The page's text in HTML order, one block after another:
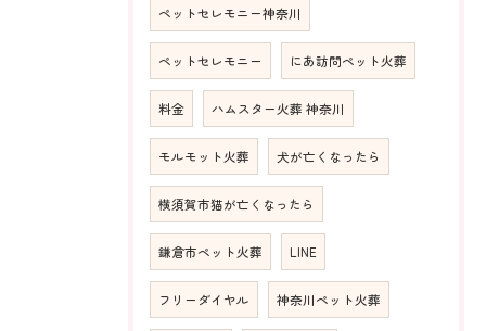
ペットセレモニー神奈川
ペットセレモニー にあ訪問ペット火葬
料金 ハムスター火葬 神奈川
モルモット火葬 犬が亡くなったら
横須賀市猫が亡くなったら
鎌倉市ペット火葬 LINE
フリーダイヤル 神奈川ペット火葬